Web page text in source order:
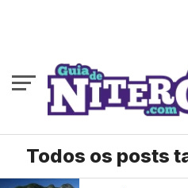
Todos os posts